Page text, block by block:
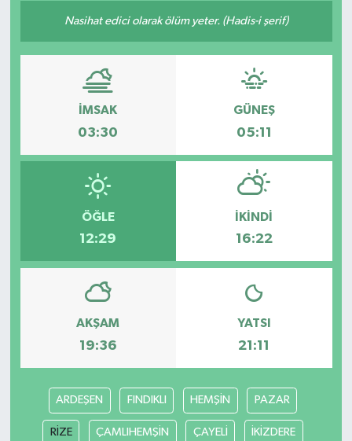
Nasihat edici olarak ölüm yeter. (Hadis-i şerif)
İMSAK
03:30
GÜNEŞ
05:11
ÖĞLE
12:29
İKINDI
16:22
AKŞAM
19:36
YATSI
21:11
ARDEŞEN FINDIKLI HEMŞİN PAZAR
RİZE ÇAMLIHEMŞİN ÇAYELİ İKİZDERE